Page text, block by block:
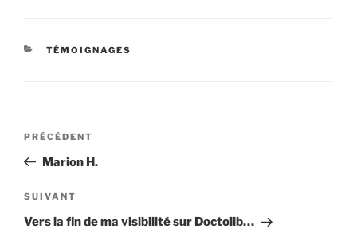
CATÉGORIES
TÉMOIGNAGES
Navigation
l’article
Article
précédent
PRÉCÉDENT
Marion H.
Article
suivant
SUIVANT
Vers la fin de ma visibilité sur Doctolib…